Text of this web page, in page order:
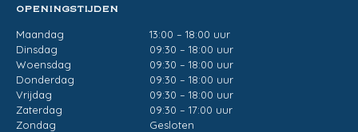
OPENINGSTIJDEN
Maandag
13:00 – 18:00 uur
Dinsdag
09:30 – 18:00 uur
Woensdag
09:30 – 18:00 uur
Donderdag
09:30 – 18:00 uur
Vrijdag
09:30 – 18:00 uur
Zaterdag
09:30 – 17:00 uur
Zondag
Gesloten